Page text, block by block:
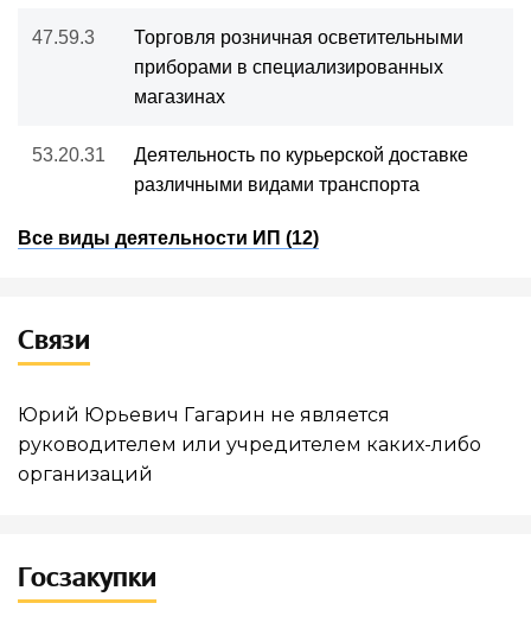
47.59.3
Торговля розничная осветительными
приборами в специализированных
магазинах
53.20.31
Деятельность по курьерской доставке
различными видами транспорта
Все виды деятельности ИП (12)
Связи
Юрий Юрьевич Гагарин не является
руководителем или учредителем каких-либо
организаций
Госзакупки